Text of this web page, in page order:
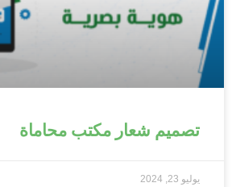
تصميم شعار مكتب محاماة
يوليو 23, 2024